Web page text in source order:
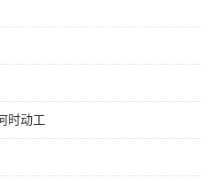
时动工